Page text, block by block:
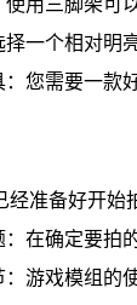
使用三脚架可
一个相对明
您需要一款
经准备好开始
：在确定要拍
：游戏模组的